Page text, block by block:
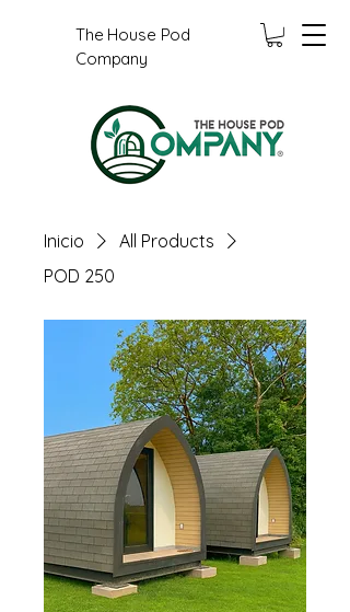
The House Pod
Company
Inicio
All Products
POD 250